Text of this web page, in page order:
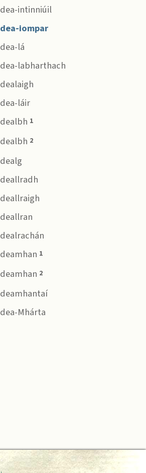
dea-intinniúil
dea-iompar
dea-lá
dea-labharthach
dealaigh
dea-láir
dealbh 1
dealbh 2
dealg
deallradh
deallraigh
deallran
dealrachán
deamhan 1
deamhan 2
deamhantaí
dea-Mhárta